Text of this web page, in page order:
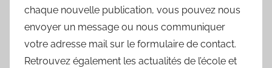
chaque nouvelle publication, vous pouvez nous
envoyer un message ou nous communiquer
votre adresse mail sur le formulaire de contact.
Retrouvez également les actualités de l’école et